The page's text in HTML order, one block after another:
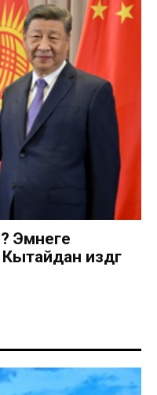
Эмнеге
издөөгө